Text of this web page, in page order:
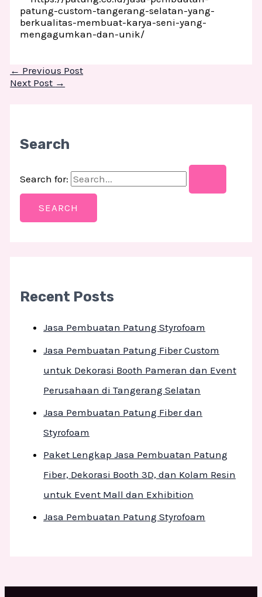
patung-custom-tangerang-selatan-yang-
berkualitas-membuat-karya-seni-yang-
mengagumkan-dan-unik/
← Previous Post
Next Post →
Search
Search for:
Recent Posts
Jasa Pembuatan Patung Styrofoam
Jasa Pembuatan Patung Fiber Custom
untuk Dekorasi Booth Pameran dan Event
Perusahaan di Tangerang Selatan
Jasa Pembuatan Patung Fiber dan
Styrofoam
Paket Lengkap Jasa Pembuatan Patung
Fiber, Dekorasi Booth 3D, dan Kolam Resin
untuk Event Mall dan Exhibition
Jasa Pembuatan Patung Styrofoam